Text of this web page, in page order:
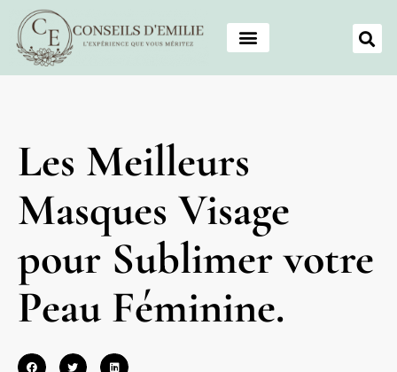
Les Meilleurs
Masques Visage
pour Sublimer votre
Peau Féminine.